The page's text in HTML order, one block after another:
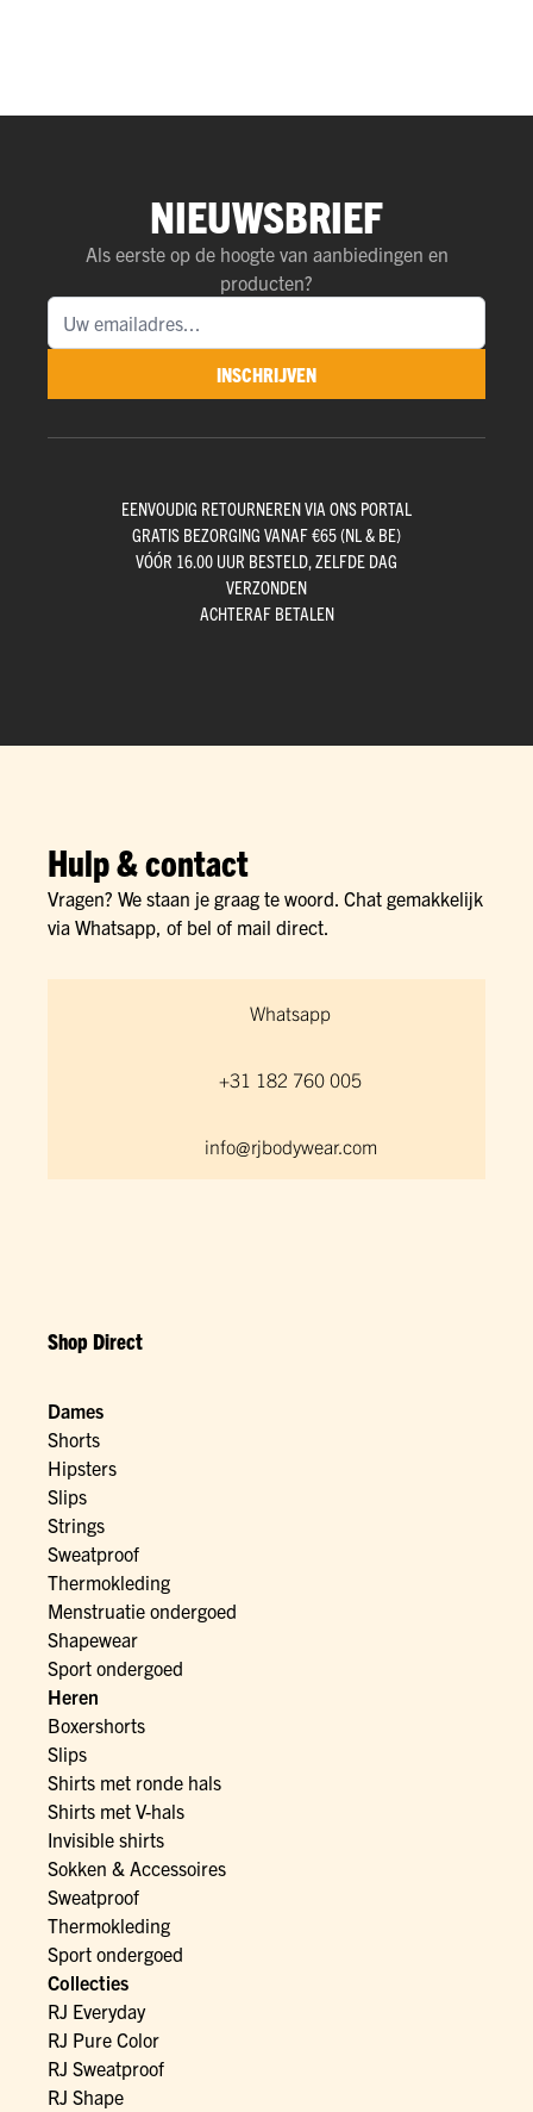
NIEUWSBRIEF
Als eerste op de hoogte van aanbiedingen en
producten?
INSCHRIJVEN
EENVOUDIG RETOURNEREN VIA ONS PORTAL
GRATIS BEZORGING VANAF €65 (NL & BE)
VÓÓR 16.00 UUR BESTELD, ZELFDE DAG
VERZONDEN
ACHTERAF BETALEN
Hulp & contact
Vragen? We staan je graag te woord. Chat gemakkelijk
via Whatsapp, of bel of mail direct.
Whatsapp
+31 182 760 005
info@rjbodywear.com
Shop Direct
Dames
Shorts
Hipsters
Slips
Strings
Sweatproof
Thermokleding
Menstruatie ondergoed
Shapewear
Sport ondergoed
Heren
Boxershorts
Slips
Shirts met ronde hals
Shirts met V-hals
Invisible shirts
Sokken & Accessoires
Sweatproof
Thermokleding
Sport ondergoed
Collecties
RJ Everyday
RJ Pure Color
RJ Sweatproof
RJ Shape